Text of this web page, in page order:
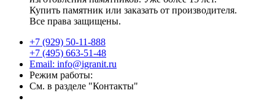
Купить памятник или заказать от производителя.
Все права защищены.
+7 (929) 50-11-888
+7 (495) 663-51-48
Email: info@igranit.ru
Режим работы:
См. в разделе "Контакты"